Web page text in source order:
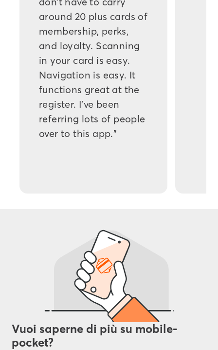
around 20 plus cards of
membership, perks,
and loyalty. Scanning
in your card is easy.
Navigation is easy. It
functions great at the
register. I’ve been
referring lots of people
over to this app."
Vuoi saperne di più su mobile-
pocket?